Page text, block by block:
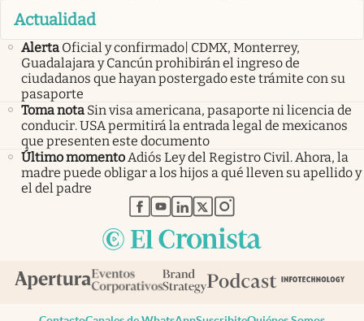
Actualidad
Alerta Oficial y confirmado| CDMX, Monterrey,
Guadalajara y Cancún prohibirán el ingreso de
ciudadanos que hayan postergado este trámite con su
pasaporte
Toma nota Sin visa americana, pasaporte ni licencia de
conducir. USA permitirá la entrada legal de mexicanos
que presenten este documento
Último momentoAdiós Ley del Registro Civil. Ahora, la
madre puede obligar a los hijos a qué lleven su apellido y
el del padre
abre en nueva pestaña
abre en nueva pestaña
abre en nueva pestaña
abre en nueva pestaña
abre en nueva pestaña